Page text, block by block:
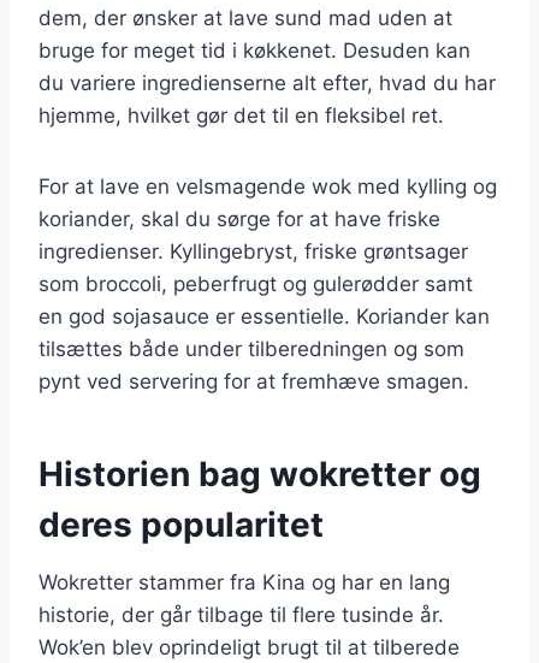
dem, der ønsker at lave sund mad uden at
bruge for meget tid i køkkenet. Desuden kan
du variere ingredienserne alt efter, hvad du har
hjemme, hvilket gør det til en fleksibel ret.
For at lave en velsmagende wok med kylling og
koriander, skal du sørge for at have friske
ingredienser. Kyllingebryst, friske grøntsager
som broccoli, peberfrugt og gulerødder samt
en god sojasauce er essentielle. Koriander kan
tilsættes både under tilberedningen og som
pynt ved servering for at fremhæve smagen.
Historien bag wokretter og
deres popularitet
Wokretter stammer fra Kina og har en lang
historie, der går tilbage til flere tusinde år.
Wok’en blev oprindeligt brugt til at tilberede